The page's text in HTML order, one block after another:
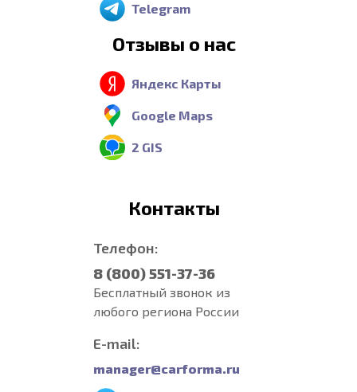
Telegram
Отзывы о нас
Яндекс Карты
Google Maps
2 GIS
Контакты
Телефон:
8 (800) 551-37-36
Бесплатный звонок из
любого региона России
E-mail:
manager@carforma.ru